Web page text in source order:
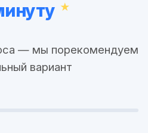
— мы порекомендуем
вариант